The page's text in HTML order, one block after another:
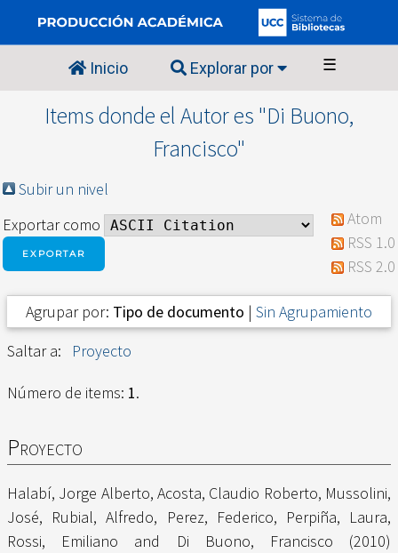
Inicio Explorar por ☰
Items donde el Autor es "Di Buono,
Francisco"
Subir un nivel
Exportar como
Atom
RSS 1.0
RSS 2.0
Agrupar por: Tipo de documento | Sin Agrupamiento
Saltar a:
Proyecto
Número de items: 1.
Proyecto
Halabí, Jorge Alberto,Acosta, Claudio Roberto, Mussolini,
José, Rubial, Alfredo, Perez, Federico, Perpiña, Laura,
Rossi, Emiliano and Di Buono, Francisco (2010)